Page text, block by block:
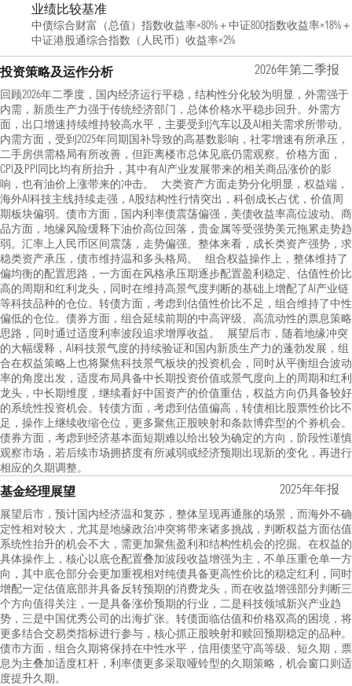
业绩比较基准
中债综合财富（总值）指数收益率×80%＋中证800指数收益率×18%＋
中证港股通综合指数（人民币）收益率×2%
投资策略及运作分析 2026年第二季报
回顾2026年二季度，国内经济运行平稳，结构性分化较为明显，外需强于
内需，新质生产力强于传统经济部门，总体价格水平稳步回升。外需方
面，出口增速持续维持较高水平，主要受到汽车以及AI相关需求所带动。
内需方面，受到2025年同期国补导致的高基数影响，社零增速有所承压，
二手房供需格局有所改善，但距离楼市总体见底仍需观察。价格方面，
CPI及PPI同比均有所抬升，其中有AI产业发展带来的相关商品涨价的影
响，也有油价上涨带来的冲击。 大类资产方面走势分化明显，权益端，
海外AI科技主线持续走强，A股结构性行情突出，科创成长占优，价值周
期板块偏弱。债市方面，国内利率债震荡偏强，美债收益率高位波动。商
品方面，地缘风险缓释下油价高位回落，贵金属等受强势美元拖累走势趋
弱。汇率上人民币区间震荡，走势偏强。整体来看，成长类资产强势，求
稳类资产承压，债市维持温和多头格局。 组合权益操作上，整体维持了
偏均衡的配置思路，一方面在风格承压期逐步配置盈利稳定、估值性价比
高的周期和红利龙头，同时在维持高景气度判断的基础上增配了AI产业链
等科技品种的仓位。转债方面，考虑到估值性价比不足，组合维持了中性
偏低的仓位。债券方面，组合延续前期的中高评级、高流动性的票息策略
思路，同时通过适度利率波段追求增厚收益。 展望后市，随着地缘冲突
的大幅缓释，AI科技景气度的持续验证和国内新质生产力的蓬勃发展，组
合在权益策略上也将聚焦科技景气板块的投资机会，同时从平衡组合波动
率的角度出发，适度布局具备中长期投资价值或景气度向上的周期和红利
龙头，中长期维度，继续看好中国资产的价值重估，权益方向仍具备较好
的系统性投资机会。转债方面，考虑到估值偏高，转债相比股票性价比不
足，操作上继续收缩仓位，更多聚焦正股映射和条款博弈型的个券机会。
债券方面，考虑到经济基本面短期难以给出较为确定的方向，阶段性谨慎
观察市场，若后续市场拥挤度有所减弱或经济预期出现新的变化，再进行
相应的久期调整。
基金经理展望 2025年年报
展望后市，预计国内经济温和复苏，整体呈现再通胀的场景，而海外不确
定性相对较大，尤其是地缘政治冲突将带来诸多挑战，判断权益方面估值
系统性抬升的机会不大，需更加聚焦盈利和结构性机会的挖掘。在权益的
具体操作上，核心以底仓配置叠加波段收益增强为主，不单压重仓单一方
向，其中底仓部分会更加重视相对纯债具备更高性价比的稳定红利，同时
增配一定估值底部并具备反转预期的消费龙头，而在收益增强部分判断三
个方向值得关注，一是具备涨价预期的行业，二是科技领域新兴产业趋
势，三是中国优秀公司的出海扩张。转债面临估值和价格双高的困境，将
更多结合交易类指标进行参与，核心抓正股映射和赎回预期稳定的品种。
债市方面，组合久期将保持在中性水平，信用债坚守高等级、短久期，票
息为主叠加适度杠杆，利率债更多采取哑铃型的久期策略，机会窗口则适
度提升久期。